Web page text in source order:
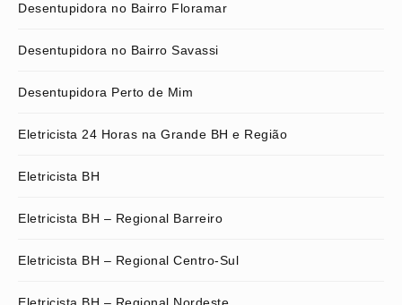
Desentupidora no Bairro Floramar
Desentupidora no Bairro Savassi
Desentupidora Perto de Mim
Eletricista 24 Horas na Grande BH e Região
Eletricista BH
Eletricista BH – Regional Barreiro
Eletricista BH – Regional Centro-Sul